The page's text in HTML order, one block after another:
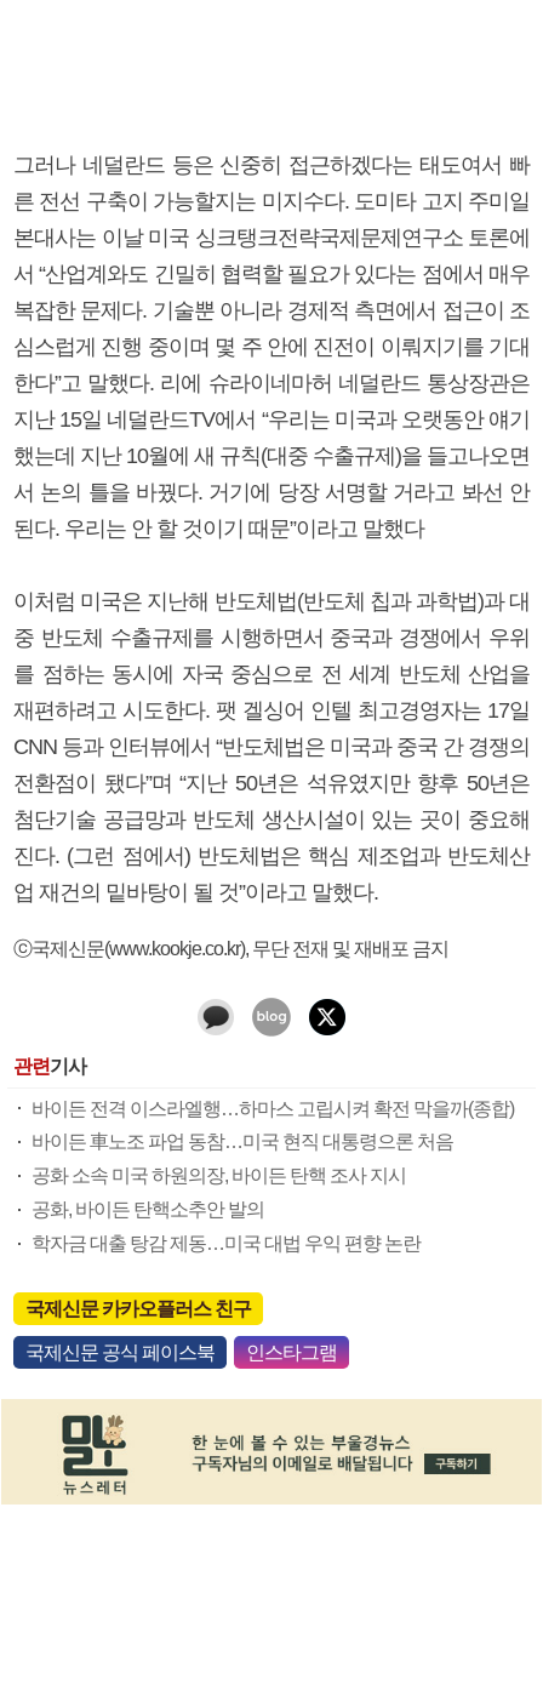
그러나 네덜란드 등은 신중히 접근하겠다는 태도여서 빠
른 전선 구축이 가능할지는 미지수다. 도미타 고지 주미일
본대사는 이날 미국 싱크탱크전략국제문제연구소 토론에
서 “산업계와도 긴밀히 협력할 필요가 있다는 점에서 매우
복잡한 문제다. 기술뿐 아니라 경제적 측면에서 접근이 조
심스럽게 진행 중이며 몇 주 안에 진전이 이뤄지기를 기대
한다”고 말했다. 리에 슈라이네마허 네덜란드 통상장관은
지난 15일 네덜란드TV에서 “우리는 미국과 오랫동안 얘기
했는데 지난 10월에 새 규칙(대중 수출규제)을 들고나오면
서 논의 틀을 바꿨다. 거기에 당장 서명할 거라고 봐선 안
된다. 우리는 안 할 것이기 때문”이라고 말했다
이처럼 미국은 지난해 반도체법(반도체 칩과 과학법)과 대
중 반도체 수출규제를 시행하면서 중국과 경쟁에서 우위
를 점하는 동시에 자국 중심으로 전 세계 반도체 산업을
재편하려고 시도한다. 팻 겔싱어 인텔 최고경영자는 17일
CNN 등과 인터뷰에서 “반도체법은 미국과 중국 간 경쟁의
전환점이 됐다”며 “지난 50년은 석유였지만 향후 50년은
첨단기술 공급망과 반도체 생산시설이 있는 곳이 중요해
진다. (그런 점에서) 반도체법은 핵심 제조업과 반도체산
업 재건의 밑바탕이 될 것”이라고 말했다.
ⓒ국제신문(www.kookje.co.kr), 무단 전재 및 재배포 금지
관련기사
바이든 전격 이스라엘행…하마스 고립시켜 확전 막을까(종합)
바이든 車노조 파업 동참…미국 현직 대통령으론 처음
공화 소속 미국 하원의장, 바이든 탄핵 조사 지시
공화, 바이든 탄핵소추안 발의
학자금 대출 탕감 제동…미국 대법 우익 편향 논란
국제신문 카카오플러스 친구
국제신문 공식 페이스북 인스타그램